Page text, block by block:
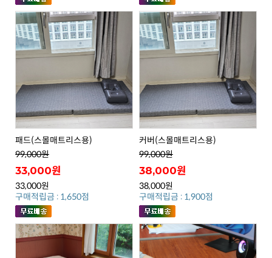
패드(스몰매트리스용)
99,000원
33,000원
33,000원
구매적립금 : 1,650점
커버(스몰매트리스용)
99,000원
38,000원
38,000원
구매적립금 : 1,900점